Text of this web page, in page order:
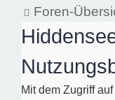
Foren-
Mit dem Zugriff